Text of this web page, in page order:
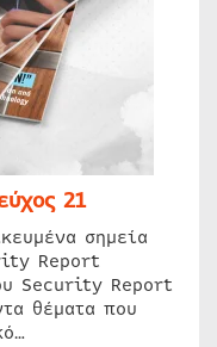
21
σημεία
Report
Security Report
θέματα που